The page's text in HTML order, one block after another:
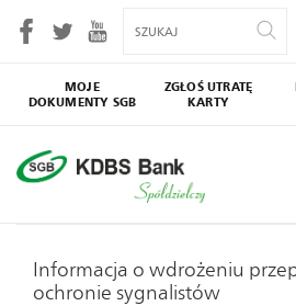
MOJE
DOKUMENTY SGB
ZGŁOŚ UTRATĘ
KARTY
Informacja o wdrożeniu
ochronie sygnalistów